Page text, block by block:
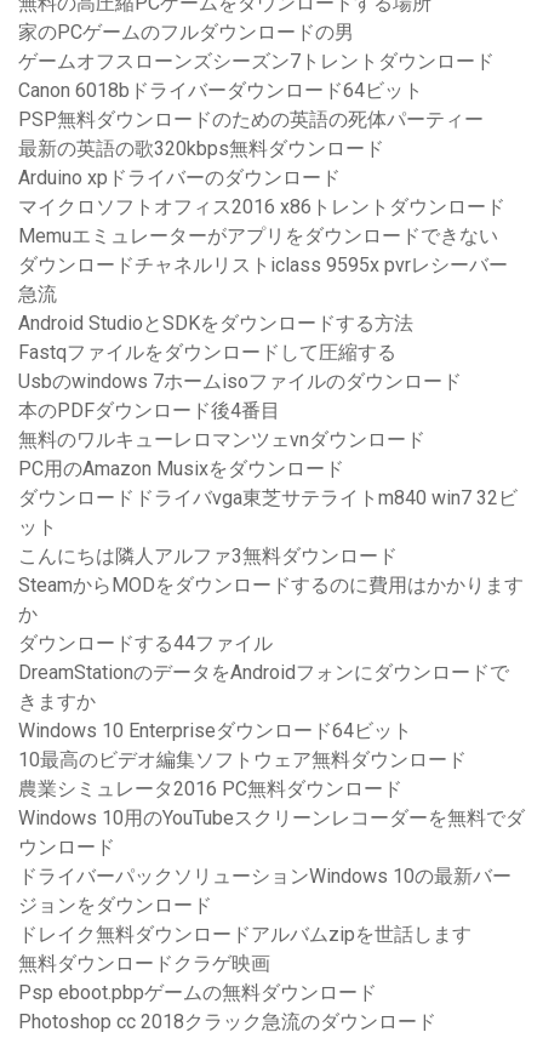
家のPCゲームのフルダウンロードの男
ゲームオフスローンズシーズン7トレントダウンロード
Canon 6018bドライバーダウンロード64ビット
PSP無料ダウンロードのための英語の死体パーティー
最新の英語の歌320kbps無料ダウンロード
Arduino xpドライバーのダウンロード
マイクロソフトオフィス2016 x86トレントダウンロード
Memuエミュレーターがアプリをダウンロードできない
ダウンロードチャネルリストiclass 9595x pvrレシーバー
急流
Android StudioとSDKをダウンロードする方法
Fastqファイルをダウンロードして圧縮する
Usbのwindows 7ホームisoファイルのダウンロード
本のPDFダウンロード後4番目
無料のワルキューレロマンツェvnダウンロード
PC用のAmazon Musixをダウンロード
ダウンロードドライバvga東芝サテライトm840 ​​win7 32ビ
ット
こんにちは隣人アルファ3無料ダウンロード
SteamからMODをダウンロードするのに費用はかかります
か
ダウンロードする44ファイル
DreamStationのデータをAndroidフォンにダウンロードで
きますか
Windows 10 Enterpriseダウンロード64ビット
10最高のビデオ編集ソフトウェア無料ダウンロード
農業シミュレータ2016 PC無料ダウンロード
Windows 10用のYouTubeスクリーンレコーダーを無料でダ
ウンロード
ドライバーパックソリューションWindows 10の最新バー
ジョンをダウンロード
ドレイク無料ダウンロードアルバムzipを世話します
無料ダウンロードクラゲ映画
Psp eboot.pbpゲームの無料ダウンロード
Photoshop cc 2018クラック急流のダウンロード